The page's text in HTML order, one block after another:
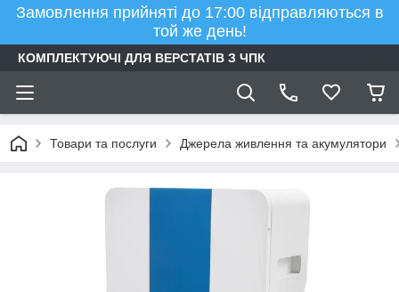
Замовлення прийняті до 17:00 відправляються в
той же день!
КОМПЛЕКТУЮЧІ ДЛЯ ВЕРСТАТІВ З ЧПК
Товари та послуги Джерела живлення та акумулятори